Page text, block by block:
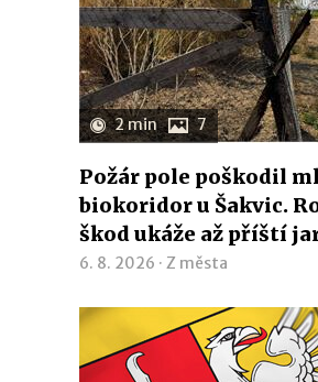
2 min 7
Požár pole poškodil
biokoridor u Šakvic.
škod ukáže až příští
6. 8. 2026 · Z města